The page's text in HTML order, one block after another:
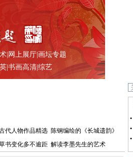
| 网上展厅| 画坛专题
| 书画高清| 综艺
代人物作品精选 陈钢编绘的《长城遗韵》
书变化多不逾距 解读李墨先生的艺术
•
•
•